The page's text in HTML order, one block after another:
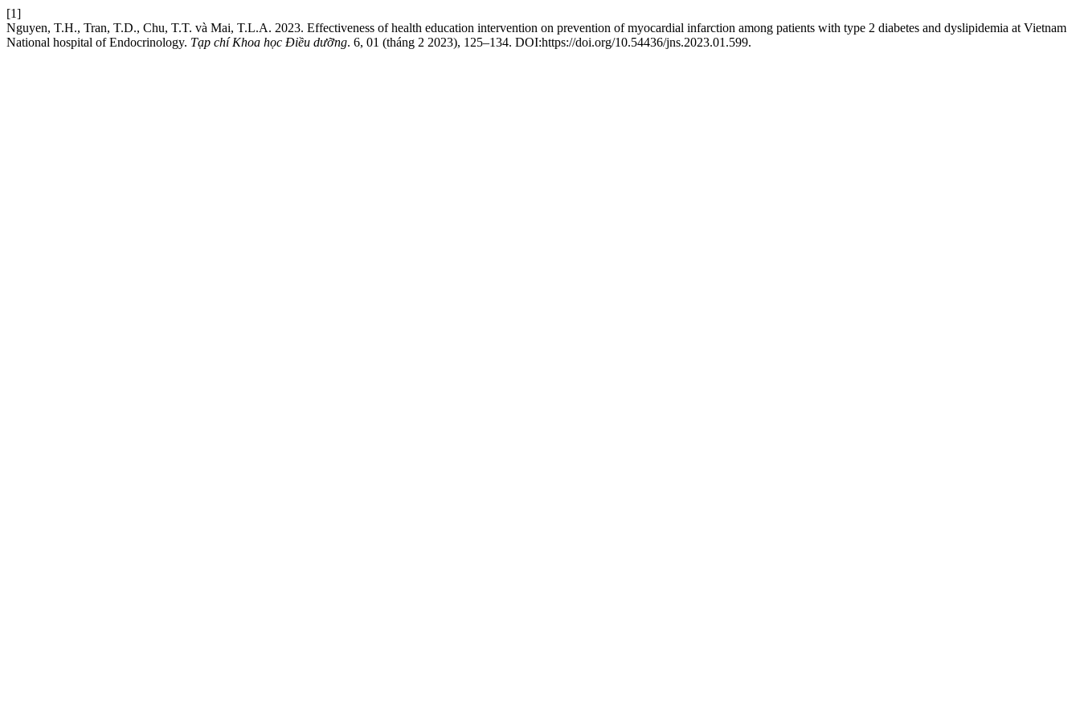
[1]
Nguyen, T.H., Tran, T.D., Chu, T.T. và Mai, T.L.A. 2023. Effectiveness of health education intervention on prevention of myocardial infarction among patients with type 2 diabetes and dyslipidemia at Vietnam
National hospital of Endocrinology. Tạp chí Khoa học Điều dưỡng. 6, 01 (tháng 2 2023), 125–134. DOI:https://doi.org/10.54436/jns.2023.01.599.